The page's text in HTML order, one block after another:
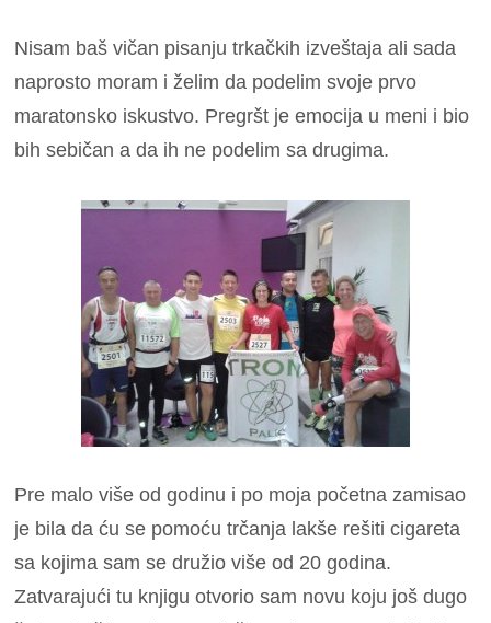
Nisam baš vičan pisanju trkačkih izveštaja ali sada
naprosto moram i želim da podelim svoje prvo
maratonsko iskustvo. Pregršt je emocija u meni i bio
bih sebičan a da ih ne podelim sa drugima.
Pre malo više od godinu i po moja početna zamisao
je bila da ću se pomoću trčanja lakše rešiti cigareta
sa kojima sam se družio više od 20 godina.
Zatvarajući tu knjigu otvorio sam novu koju još dugo